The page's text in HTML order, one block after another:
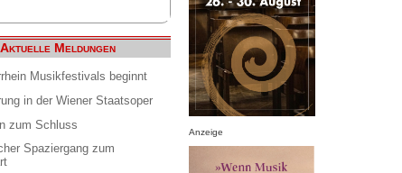
Aktuelle Meldungen
Musikfestivals beginnt
in der Wiener Staatsoper
zum Schluss
Spaziergang zum
Anzeige